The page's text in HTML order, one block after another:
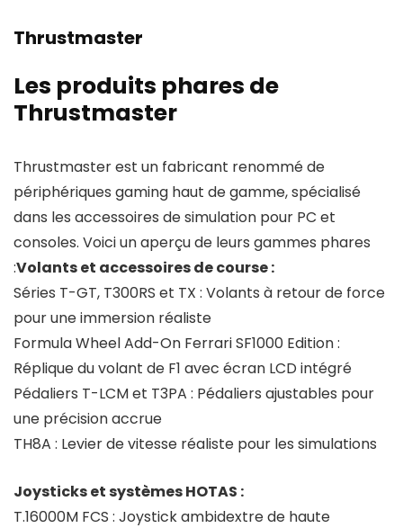
Thrustmaster
Les produits phares de
Thrustmaster
Thrustmaster est un fabricant renommé de
périphériques gaming haut de gamme, spécialisé
dans les accessoires de simulation pour PC et
consoles. Voici un aperçu de leurs gammes phares
:Volants et accessoires de course :
Séries T-GT, T300RS et TX : Volants à retour de force
pour une immersion réaliste
Formula Wheel Add-On Ferrari SF1000 Edition :
Réplique du volant de F1 avec écran LCD intégré
Pédaliers T-LCM et T3PA : Pédaliers ajustables pour
une précision accrue
TH8A : Levier de vitesse réaliste pour les simulations
Joysticks et systèmes HOTAS :
T.16000M FCS : Joystick ambidextre de haute